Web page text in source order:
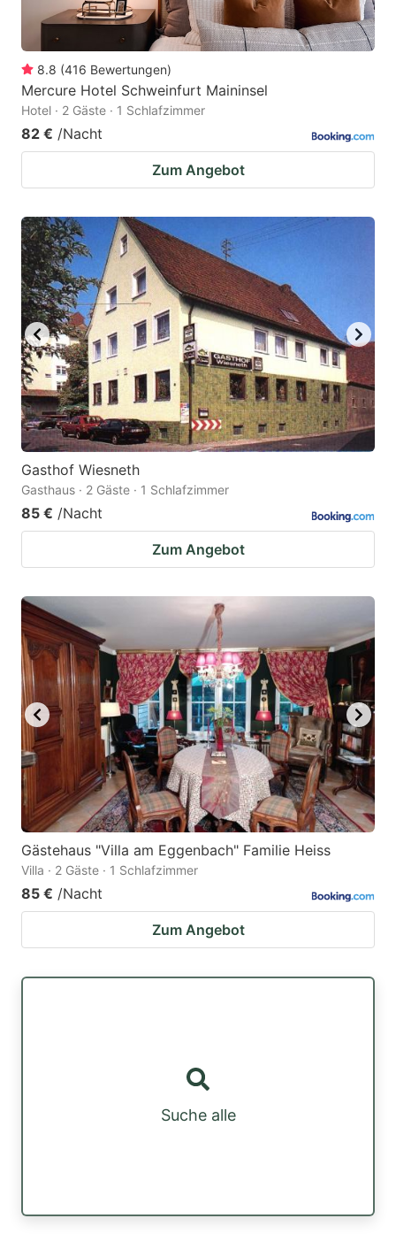
8.8 (416 Bewertungen)
Mercure Hotel Schweinfurt Maininsel
Hotel · 2 Gäste · 1 Schlafzimmer
82 € /Nacht
Zum Angebot
Gasthof Wiesneth
Gasthaus · 2 Gäste · 1 Schlafzimmer
85 € /Nacht
Zum Angebot
Gästehaus "Villa am Eggenbach" Familie Heiss
Villa · 2 Gäste · 1 Schlafzimmer
85 € /Nacht
Zum Angebot
Suche alle